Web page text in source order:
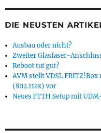
DIE NEUSTEN
Ausbau oder nicht?
Zweiter Glasfaser-
Reboot tut gut?
AVM stellt VDSL
(802.11ax) vor
Neues FTTH Setup mit